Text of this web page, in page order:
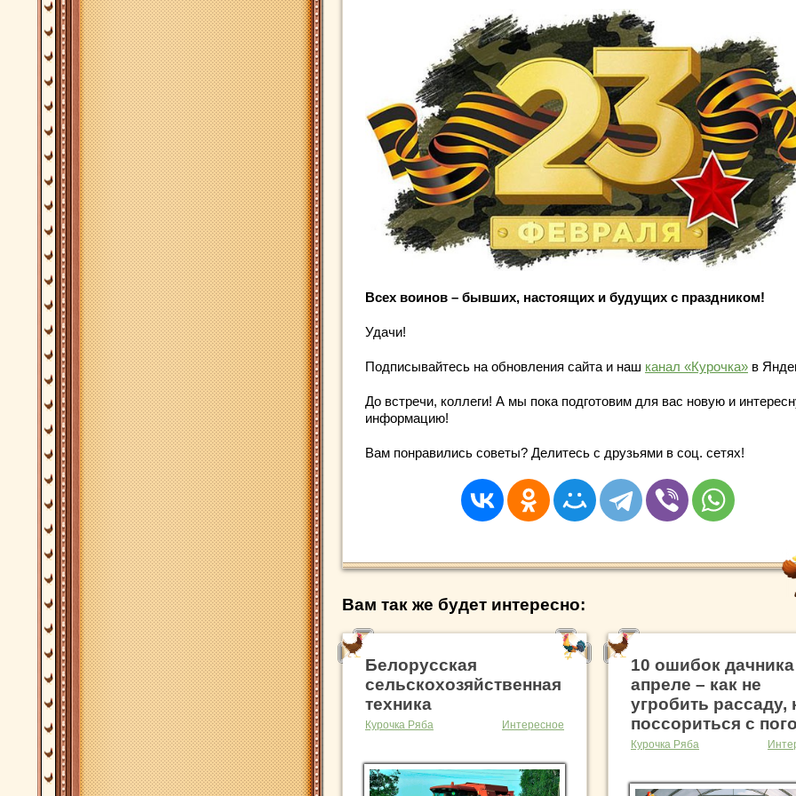
Всех воинов – бывших, настоящих и будущих с праздником!
Удачи!
Подписывайтесь на обновления сайта и наш канал «Курочка» в
До встречи, коллеги! А мы пока подготовим для вас новую и
информацию!
Вам понравились советы? Делитесь с друзьями в соц. сетях!
Вам так же будет интересно:
Белорусская
сельскохозяйственная
техника
Курочка Ряба Интересное
10 ошибок
апреле – как не
угробить рассаду,
поссориться с
Курочка Ряба